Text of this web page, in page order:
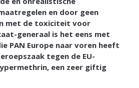
en door geen
met de toxiciteit voor
generaal is het eens met
PAN Europe naar voren heeft
tegen de EU-
een zeer giftig